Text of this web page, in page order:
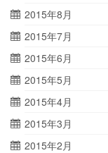
2015年8月
2015年7月
2015年6月
2015年5月
2015年4月
2015年3月
2015年2月